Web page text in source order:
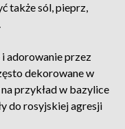
także sól, pieprz,
adorowanie przez
dekorowane w
przykład w bazylice
do rosyjskiej agresji